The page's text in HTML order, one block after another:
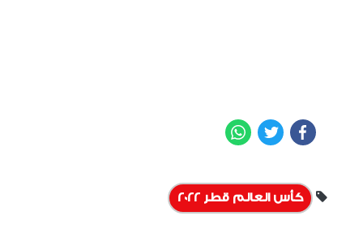
Facebook
Twitter
كأس العالم قطر 2022